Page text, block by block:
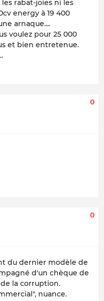
rabat-joies ni les
energy à 19 400
arnaque....
voulez pour 25 000
et bien entretenue.
0
0
du dernier modèle de
d'un chèque de
de la corruption.
nuance.